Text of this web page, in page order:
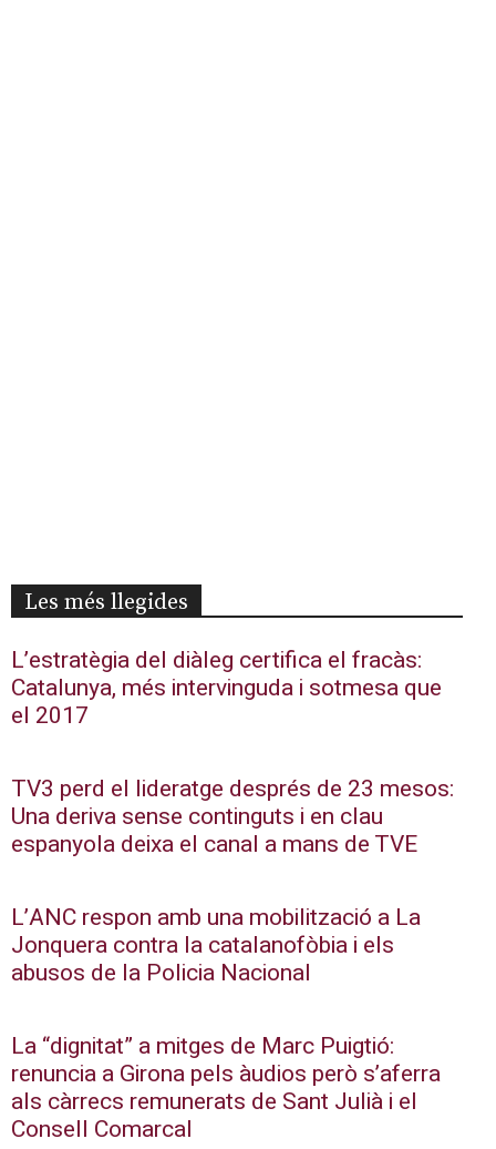
Les més llegides
L’estratègia del diàleg certifica el fracàs:
Catalunya, més intervinguda i sotmesa que
el 2017
TV3 perd el lideratge després de 23 mesos:
Una deriva sense continguts i en clau
espanyola deixa el canal a mans de TVE
L’ANC respon amb una mobilització a La
Jonquera contra la catalanofòbia i els
abusos de la Policia Nacional
La “dignitat” a mitges de Marc Puigtió:
renuncia a Girona pels àudios però s’aferra
als càrrecs remunerats de Sant Julià i el
Consell Comarcal